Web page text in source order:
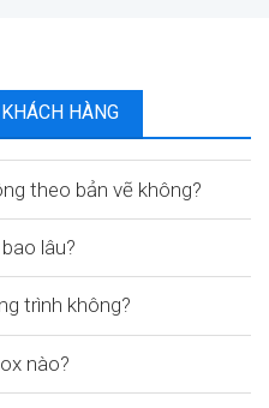
HÀNG
theo bản vẽ không?
lâu?
trình không?
nào?